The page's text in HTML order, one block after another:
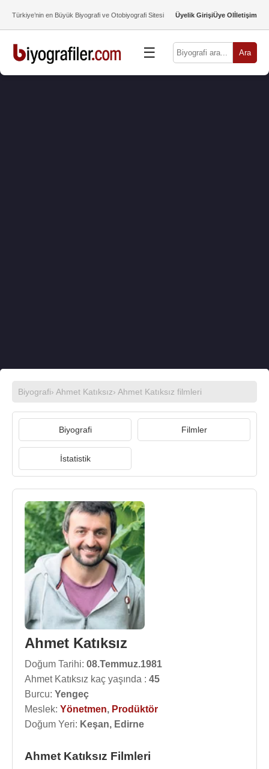
Türkiye’nin en Büyük Biyografi ve Otobiyografi Sitesi Üyelik GirişiÜye Olİletişim
☰ Ara
Biyografi› Ahmet Katıksız› Ahmet Katıksız filmleri
Biyografi Filmler
İstatistik
Ahmet Katıksız
Doğum Tarihi: 08.Temmuz.1981
Ahmet Katıksız kaç yaşında : 45
Burcu: Yengeç
Meslek: Yönetmen, Prodüktör
Doğum Yeri: Keşan, Edirne
Ahmet Katıksız Filmleri